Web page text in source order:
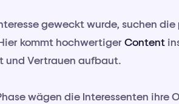
geweckt wurde, suchen
kommt hochwertiger Content
und Vertrauen aufbaut.
wägen die Interessenten ihre